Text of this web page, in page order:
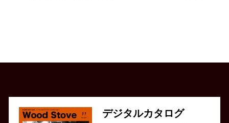
デジタルカタログ